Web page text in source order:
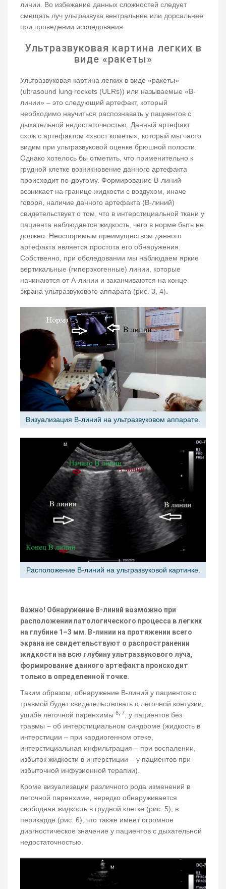
линии. Во избежание данных сложностей следует
смещать луч ультразвука вентральнее или дорсальнее
при проведении исследования.
Ультразвуковая картина легких в
виде «ракеты»
Ультразвуковая картина легких в виде «ракеты»
(ultrasound lung rockets (ULRs)) или называемые «В-
линии» – это следующий артефакт, который
необходимо научиться распознавать у пациентов с
дыхательной недостаточностью. Данный артефакт
схож с артефактом «хвост кометы», который мы часто
видим при ультразвуковой оценке брюшной полости.
Однако хотелось бы отметить, что применительно к
грудной клетке возникновение данного артефакта
происходит по-другому. Формирование В-линий
возникает на границе жидкости с воздухом, иначе
говоря, наличие данного артефакта (В-линий)
свидетельствует о том, что в интерстициальной ткани у
пациента наблюдается жидкость, чего в норме быть не
должно. Неоспоримым преимуществом данного
артефакта является простота его обнаружения.
Собственно, при обследовании мы наблюдаем яркие
вертикальные (гиперэхогенные) линии, которые
начинаются от А-линии и заканчиваются на конце
экрана ультразвукового аппарата (рис. 3, 4).
Визуализация В-линий на ультразвуковом аппарате.
Расположение В-линий на ультразвуковой картинке.
Важно! Обнаружение В-линий возможно при
расположении патологического процесса в легких
на глубине 1–3 мм. В-линии на протяжении всего
экрана не свидетельствуют о распространении
жидкости на всю глубину ультразвукового луча,
формирование данного артефакта происходит
только в определенной точке.
Таким образом, обнаружение В-линий у пациентов с
травмой будет свидетельствовать о легочной контузии,
ушибе легочной паренхимы 6, 7; у пациентов без
травмы – об интерстициальном синдроме (жидкость в
интерстиции – при кардиогенном отеке,
интерстициальная инфильтрация – при воспалении,
избыток жидкости в интерстиции – у пациентов при
избыточной инфузионной терапии).
Кроме визуализации различного рода изменений в
легочной паренхиме, нередко обнаруживается
свободная жидкость в грудной клетке (рис. 5), в
перикарде (рис. 6), что также имеет огромное
диагностическое значение у пациентов с дыхательной
недостаточностью.